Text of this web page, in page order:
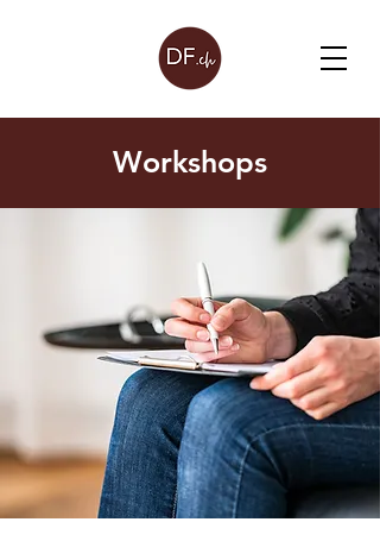
Workshops